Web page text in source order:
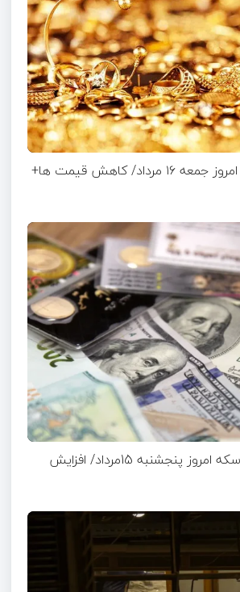
قیمت طلا و سکه امروز جمعه ۱۶ مرداد/ کاهش قیمت ها+
قیمت طلا، دلار و سکه امروز پنجشنبه 15مرداد/ افزایش